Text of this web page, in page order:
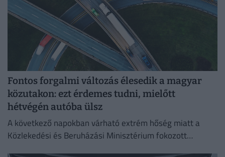
Fontos forgalmi változás élesedik a magyar
közutakon: ezt érdemes tudni, mielőtt
hétvégén autóba ülsz
A következő napokban várható extrém hőség miatt a
Közlekedési és Beruházási Minisztérium fokozott